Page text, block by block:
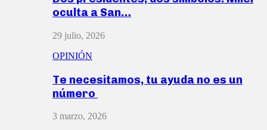
oculta a San…
29 julio, 2026
OPINIÓN
Te necesitamos, tu ayuda no es un
número
3 marzo, 2026